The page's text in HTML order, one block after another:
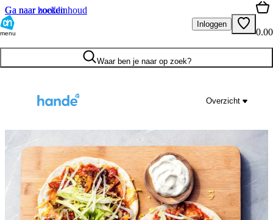
Ga naar hoofdinhoud
Ga naar zoeken
menu
Inloggen
0.00
Waar ben je naar op zoek?
Overzicht